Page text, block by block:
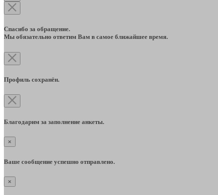
Спасибо за обращение.
Мы обязательно ответим Вам в самое ближайшее время.
Профиль сохранён.
Благодарим за заполнение анкеты.
×
Ваше сообщение успешно отправлено.
×